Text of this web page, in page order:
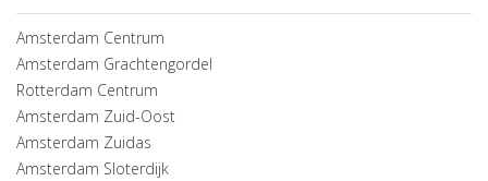
Amsterdam Centrum
Amsterdam Grachtengordel
Rotterdam Centrum
Amsterdam Zuid-Oost
Amsterdam Zuidas
Amsterdam Sloterdijk